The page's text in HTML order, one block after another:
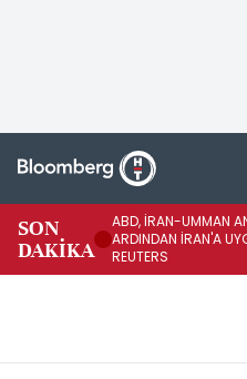
SON
DAKİKA
ABD, İRAN-UMMAN
ARDINDAN İRAN'A
REUTERS